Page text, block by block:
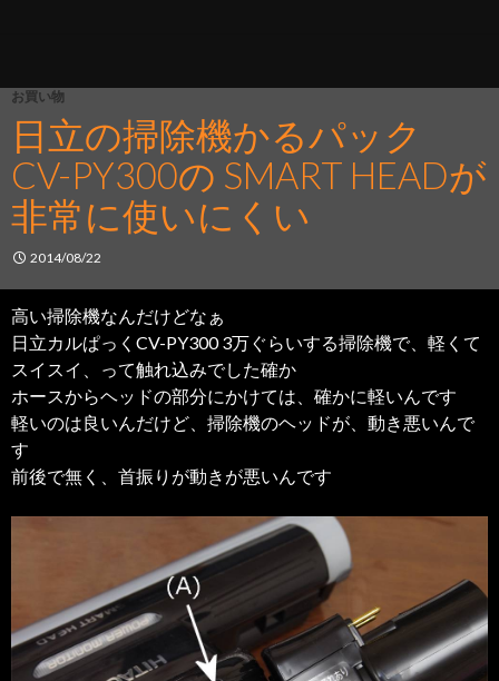
お買い物
日立の掃除機かるパック
CV-PY300の SMART HEADが
非常に使いにくい
2014/08/22
高い掃除機なんだけどなぁ
日立カルぱっくCV-PY300 3万ぐらいする掃除機で、軽くて
スイスイ、って触れ込みでした確か
ホースからヘッドの部分にかけては、確かに軽いんです
軽いのは良いんだけど、掃除機のヘッドが、動き悪いんで
す
前後で無く、首振りが動きが悪いんです